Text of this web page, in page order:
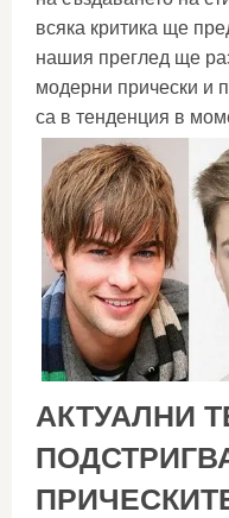
всяка критика ще
нашия преглед ще
модерни прически и
са в тенденция в
АКТУАЛНИ